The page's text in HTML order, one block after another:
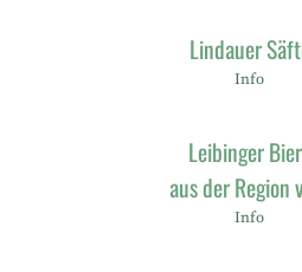
Lindauer
Info
Leibinger
aus der Region
Info